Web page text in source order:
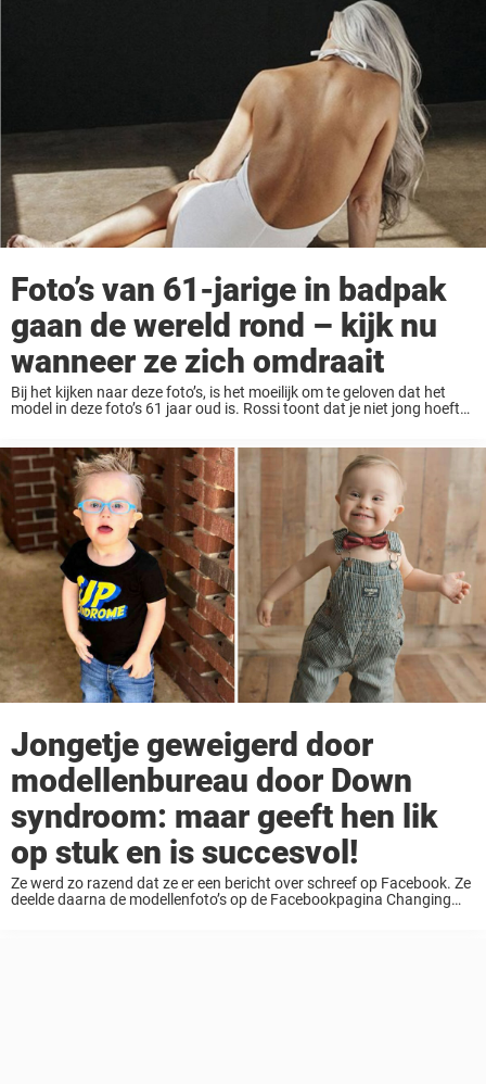
Foto’s van 61-jarige in badpak
gaan de wereld rond – kijk nu
wanneer ze zich omdraait
Bij het kijken naar deze foto’s, is het moeilijk om te geloven dat het
model in deze foto’s 61 jaar oud is. Rossi toont dat je niet jong hoeft
Jongetje geweigerd door
modellenbureau door Down
syndroom: maar geeft hen lik
op stuk en is succesvol!
Ze werd zo razend dat ze er een bericht over schreef op Facebook. Ze
deelde daarna de modellenfoto’s op de Facebookpagina Changing